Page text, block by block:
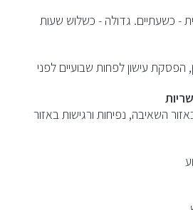
- כשעתיים. גדולה - כשלוש שעות
הפסקת עישון לפחות שבועיים לפני
השאיבה, נפיחות ורגישות באזור
– המטרה: החלקת העור באזור